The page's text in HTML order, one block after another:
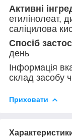
Активні
етилінолеат,
саліцилова
Спосіб
день
Інформація
склад засобу
Приховати